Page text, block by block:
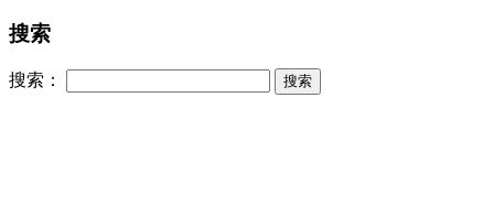
搜索
搜索：